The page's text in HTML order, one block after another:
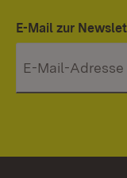
E-Mail zur